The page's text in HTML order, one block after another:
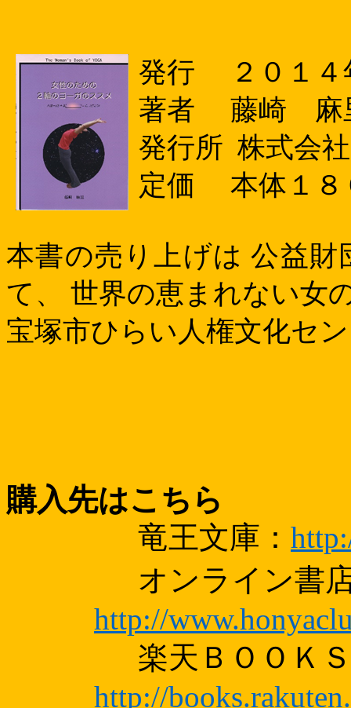
発行
２０１
著者
藤崎 麻
発行所 株式会
定価
本体１
本書の売り上げは 公益
て、 世界の恵まれない女
宝塚市ひらい人権文化セ
購入先はこちら
竜王文庫：
オンライン書
http://
楽天ＢＯＯＫ
http://